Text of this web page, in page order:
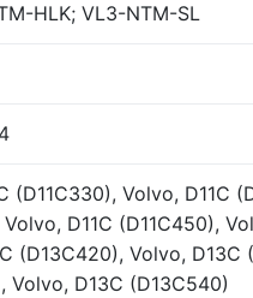
HLK; VL3-NTM-SL
(D11C330), Volvo, D11C
Volvo, D11C (D11C450),
(D13C420), Volvo, D13C
Volvo, D13C (D13C540)